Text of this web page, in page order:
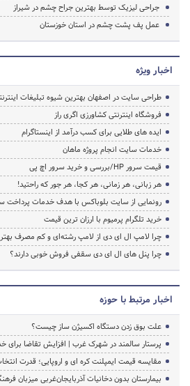
جراحی لیزیک توسط بهترین جراح چشم در شیراز
عمل پف پشت چشم در استان خوزستان
اخبار ویژه
طراحی سایت در اصفهان بهترین شیوه تبلیغات
فروشگاه اینترنتی کشاورزی اگری راز
ایده های طلایی برای کسب درآمد از اینستاگرام
خدمات سایت انجام پروژه ماهان
قیمت سرور HP/بررسی و خرید سرور اچ پی
هر زبانی، هر زمانی، هر کجا، هر جور که راحتید!
رونمایی از سایت بلوباکس با هدف خدمات پرداخت
خرید تلگرام پرمیوم با ارزان ترین قیمت
چرا لامپ ال ای دی از لامپ رشته‌ای و کم مصرف
چرا پنل های ال ای دی سقفی فروش خوبی دارند؟
اخبار مرتبط با حوزه
علت بوق زدن دستگاه اکسیژن ساز چیست؟
پرستار سالمند در شهرک غرب | افزایش تقاضا برای
مقایسه قیمت ایمپلنت کره ای و اروپایی؛ قدرت
بیمارستان بدون دخانیات آذربایجان‌غربی میزبان